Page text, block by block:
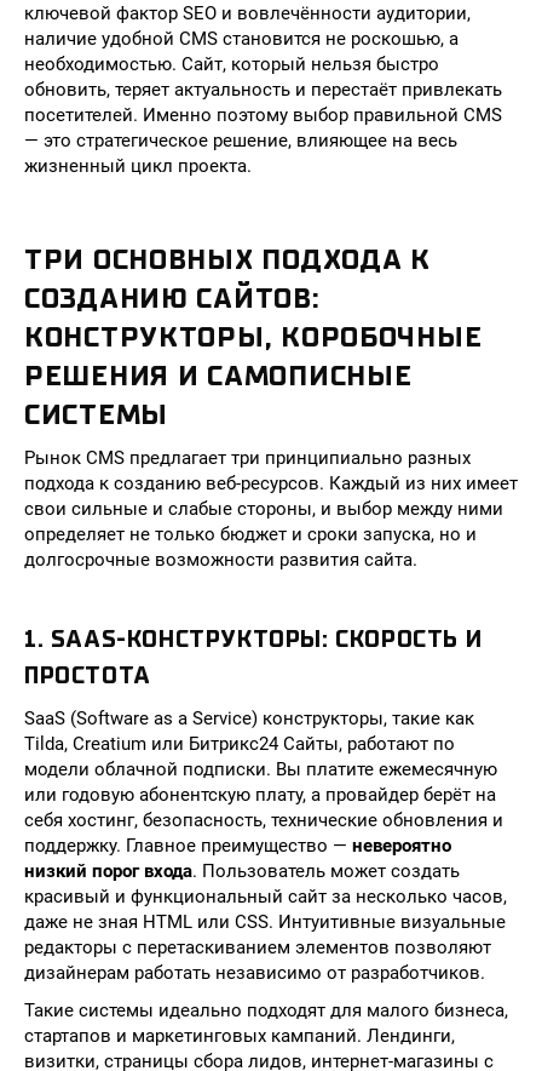
ключевой фактор SEO и вовлечённости аудитории,
наличие удобной CMS становится не роскошью, а
необходимостью. Сайт, который нельзя быстро
обновить, теряет актуальность и перестаёт привлекать
посетителей. Именно поэтому выбор правильной CMS
— это стратегическое решение, влияющее на весь
жизненный цикл проекта.
ТРИ ОСНОВНЫХ ПОДХОДА К
СОЗДАНИЮ САЙТОВ:
КОНСТРУКТОРЫ, КОРОБОЧНЫЕ
РЕШЕНИЯ И САМОПИСНЫЕ
СИСТЕМЫ
Рынок CMS предлагает три принципиально разных
подхода к созданию веб-ресурсов. Каждый из них имеет
свои сильные и слабые стороны, и выбор между ними
определяет не только бюджет и сроки запуска, но и
долгосрочные возможности развития сайта.
1. SAAS-КОНСТРУКТОРЫ: СКОРОСТЬ И
ПРОСТОТА
SaaS (Software as a Service) конструкторы, такие как
Tilda, Creatium или Битрикс24 Сайты, работают по
модели облачной подписки. Вы платите ежемесячную
или годовую абонентскую плату, а провайдер берёт на
себя хостинг, безопасность, технические обновления и
поддержку. Главное преимущество — невероятно
низкий порог входа. Пользователь может создать
красивый и функциональный сайт за несколько часов,
даже не зная HTML или CSS. Интуитивные визуальные
редакторы с перетаскиванием элементов позволяют
дизайнерам работать независимо от разработчиков.
Такие системы идеально подходят для малого бизнеса,
стартапов и маркетинговых кампаний. Лендинги,
визитки, страницы сбора лидов, интернет-магазины с